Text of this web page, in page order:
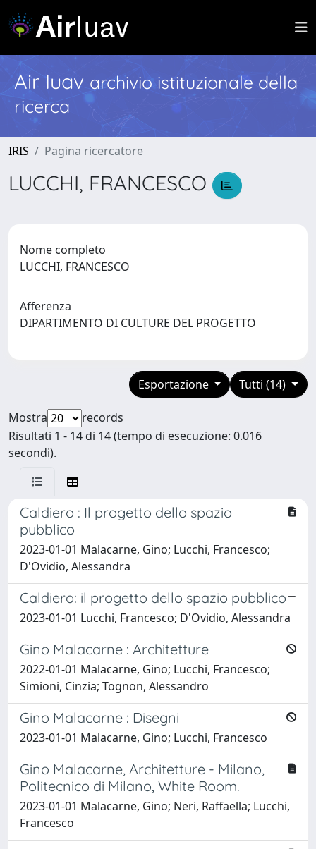
Air Iuav archivio istituzionale della
ricerca
IRIS Pagina ricercatore
LUCCHI, FRANCESCO
Nome completo
LUCCHI, FRANCESCO
Afferenza
DIPARTIMENTO DI CULTURE DEL PROGETTO
Tutti (14)
Esportazione
Mostra
records
Risultati 1 - 14 di 14 (tempo di esecuzione: 0.016
secondi).
Caldiero : Il progetto dello spazio
pubblico
2023-01-01 Malacarne, Gino; Lucchi, Francesco;
D'Ovidio, Alessandra
Caldiero: il progetto dello spazio pubblico
2023-01-01 Lucchi, Francesco; D'Ovidio, Alessandra
Gino Malacarne : Architetture
2022-01-01 Malacarne, Gino; Lucchi, Francesco;
Simioni, Cinzia; Tognon, Alessandro
Gino Malacarne : Disegni
2023-01-01 Malacarne, Gino; Lucchi, Francesco
Gino Malacarne, Architetture - Milano,
Politecnico di Milano, White Room.
2023-01-01 Malacarne, Gino; Neri, Raffaella; Lucchi,
Francesco